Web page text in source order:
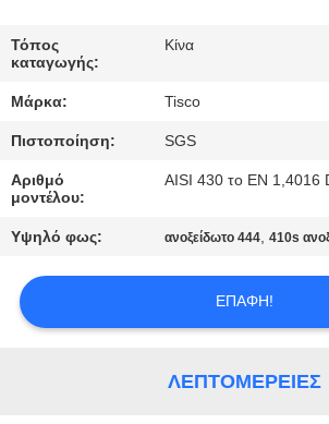
ΠΟΙΟΤΙΚΌΣ
ΈΛΕΓΧΟΣ
ΜΑΣ
ΕΛΆΤΕ
ΣΕ
ΜΕ
Τόπος
καταγωγής:
Κίνα
Μάρκα: Tisco
Πιστοποίηση: SGS
Αριθμό
μοντέλου:
AISI 430 το EN 1,4016
Υψηλό φως: ανοξείδωτο 444,410s
ΕΠΑΦΉ!
ΛΕΠΤΟΜΈΡΕΙΕΣ